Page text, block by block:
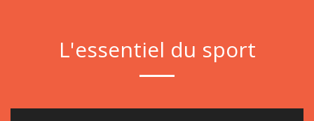
L'essentiel du sport